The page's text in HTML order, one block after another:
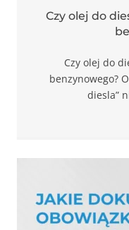
Czy olej do
Czy olej do
benzynowego?
diesla”